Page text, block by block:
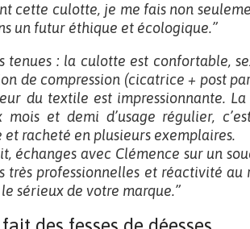
cette culotte, je me fais non
un futur éthique et écologique.”
tenues : la culotte est confortable,
de compression (cicatrice + post
du textile est impressionnante.
mois et demi d’usage régulier,
racheté en plusieurs exemplaires.
échanges avec Clémence sur un
très professionnelles et réactivité
sérieux de votre marque.”